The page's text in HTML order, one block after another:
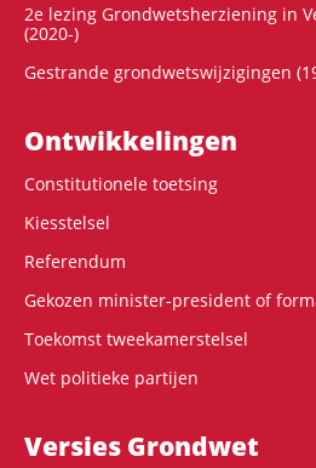
2e lezing Grondwetsherziening in
(2020-)
Gestrande grondwetswijzigingen
Ontwikke­lingen
Constitutionele toetsing
Kiesstelsel
Referendum
Gekozen minister-president of
Toekomst tweekamerstelsel
Wet politieke partijen
Versies Grondwet